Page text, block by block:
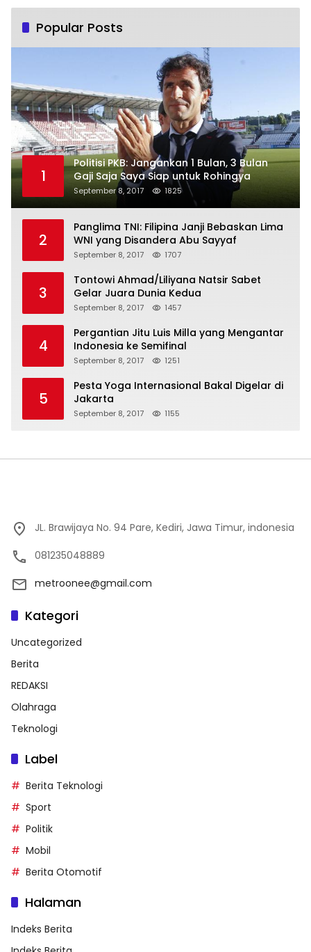
Popular Posts
1
Politisi PKB: Jangankan 1 Bulan, 3 Bulan
Gaji Saja Saya Siap untuk Rohingya
September 8, 2017 1825
2
Panglima TNI: Filipina Janji Bebaskan Lima
WNI yang Disandera Abu Sayyaf
September 8, 2017 1707
3
Tontowi Ahmad/Liliyana Natsir Sabet
Gelar Juara Dunia Kedua
September 8, 2017 1457
4
Pergantian Jitu Luis Milla yang Mengantar
Indonesia ke Semifinal
September 8, 2017 1251
5
Pesta Yoga Internasional Bakal Digelar di
Jakarta
September 8, 2017 1155
JL. Brawijaya No. 94 Pare, Kediri, Jawa Timur, indonesia
081235048889
metroonee@gmail.com
Kategori
Uncategorized
Berita
REDAKSI
Olahraga
Teknologi
Label
Berita Teknologi
Sport
Politik
Mobil
Berita Otomotif
Halaman
Indeks Berita